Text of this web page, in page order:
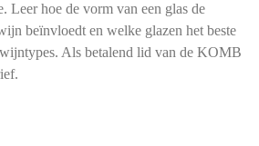
Leer hoe de vorm van een glas de
beïnvloedt en welke glazen het beste
Als betalend lid van de KOMB